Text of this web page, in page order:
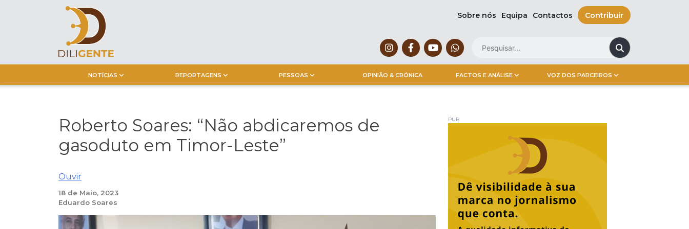
Sobre nós Equipa Contactos Contribuir
NOTÍCIAS REPORTAGENS PESSOAS OPINIÃO & CRÓNICA FACTOS E ANÁLISE VOZ DOS PARCEIROS
Roberto Soares: “Não abdicaremos de
gasoduto em Timor-Leste”
Ouvir
18 de Maio, 2023
Eduardo Soares
PUB